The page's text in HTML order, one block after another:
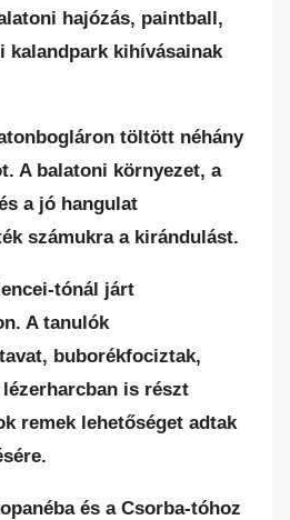
hajózás, paintball,
kalandpark kihívásainak
töltött néhány
A balatoni környezet, a
a jó hangulat
számukra a kirándulást.
tónál járt
A tanulók
buborékfociztak,
is részt
remek lehetőséget adtak
és a Csorba-tóhoz